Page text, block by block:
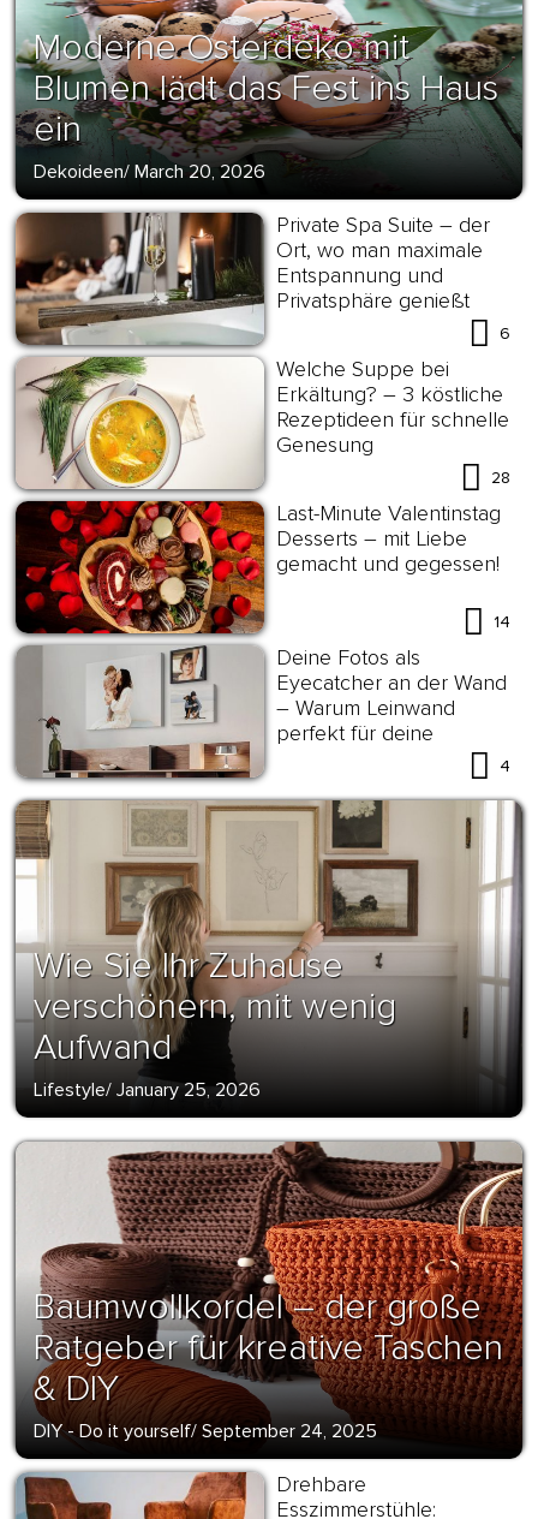
Moderne Osterdeko mit
Blumen lädt das Fest ins Haus
ein
Dekoideen/ March 20, 2026
Private Spa Suite – der
Ort, wo man maximale
Entspannung und
Privatsphäre genießt
6
Welche Suppe bei
Erkältung? – 3 köstliche
Rezeptideen für schnelle
Genesung
28
Last-Minute Valentinstag
Desserts – mit Liebe
gemacht und gegessen!
14
Deine Fotos als
Eyecatcher an der Wand
– Warum Leinwand
perfekt für deine
4
Wie Sie Ihr Zuhause
verschönern, mit wenig
Aufwand
Lifestyle/ January 25, 2026
Baumwollkordel – der große
Ratgeber für kreative Taschen
& DIY
DIY - Do it yourself/ September 24, 2025
Drehbare
Esszimmerstühle: